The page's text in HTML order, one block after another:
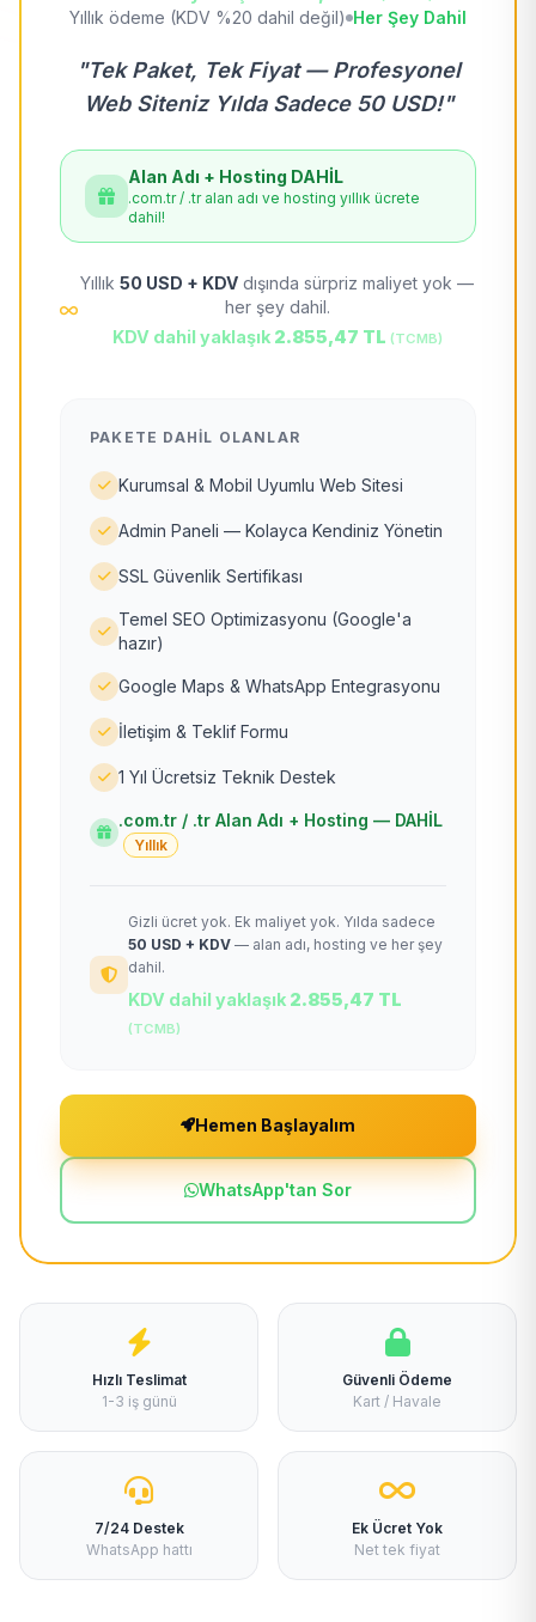
Yıllık ödeme (KDV %20 dahil değil) Her Şey Dahil
"Tek Paket, Tek Fiyat — Profesyonel
Web Siteniz Yılda Sadece 50 USD!"
Alan Adı + Hosting DAHİL
.com.tr / .tr alan adı ve hosting yıllık ücrete
dahil!
Yıllık 50 USD + KDV dışında sürpriz maliyet yok —
her şey dahil.
KDV dahil yaklaşık 2.855,47 TL (TCMB)
PAKETE DAHIL OLANLAR
Kurumsal & Mobil Uyumlu Web Sitesi
Admin Paneli — Kolayca Kendiniz Yönetin
SSL Güvenlik Sertifikası
Temel SEO Optimizasyonu (Google'a
hazır)
Google Maps & WhatsApp Entegrasyonu
İletişim & Teklif Formu
1 Yıl Ücretsiz Teknik Destek
.com.tr / .tr Alan Adı + Hosting — DAHİL
Yıllık
Gizli ücret yok. Ek maliyet yok. Yılda sadece
50 USD + KDV — alan adı, hosting ve her şey
dahil.
KDV dahil yaklaşık 2.855,47 TL
(TCMB)
Hemen Başlayalım
WhatsApp'tan Sor
Hızlı Teslimat
1-3 iş günü
Güvenli Ödeme
Kart / Havale
7/24 Destek
WhatsApp hattı
Ek Ücret Yok
Net tek fiyat